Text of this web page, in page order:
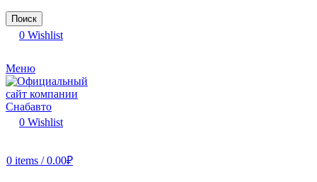
Поиск
0 Wishlist
Меню
0 Wishlist
0 items / 0.00₽